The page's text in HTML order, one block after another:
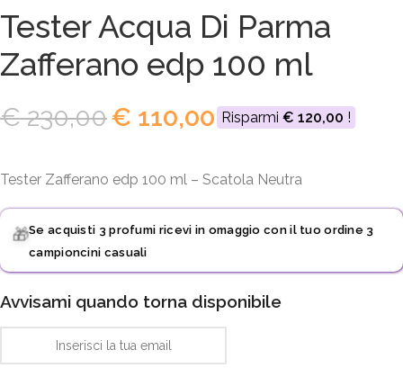
Tester Acqua Di Parma
Zafferano edp 100 ml
€230,00€ 110,00 Risparmi € 120,00 !
Tester Zafferano edp 100 ml – Scatola Neutra
🎁Se acquisti 3 profumi ricevi in omaggio con il tuo ordine 3
campioncini casuali
Avvisami quando torna disponibile